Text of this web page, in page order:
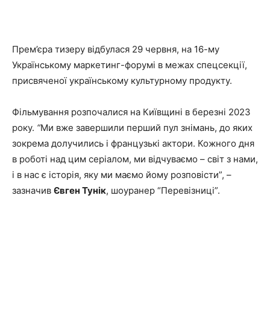
Прем’єра тизеру відбулася 29 червня, на 16-му
Українському маркетинг-форумі в межах спецсекції,
присвяченої українському культурному продукту.
Фільмування розпочалися на Київщині в березні 2023
року. “Ми вже завершили перший пул знімань, до яких
зокрема долучились і французькі актори. Кожного дня
в роботі над цим серіалом, ми відчуваємо – світ з нами,
і в нас є історія, яку ми маємо йому розповісти”, –
зазначив Євген Тунік, шоуранер “Перевізниці”.